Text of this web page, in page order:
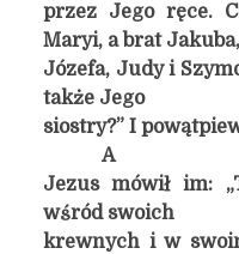
przez Jego ręce.
Maryi, a brat Jakuba,
Józefa, Judy i
także Jego
siostry?” I
A
Jezus mówił im:
wśród swoich
krewnych i w